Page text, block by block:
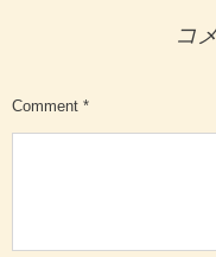
コ
Comment *